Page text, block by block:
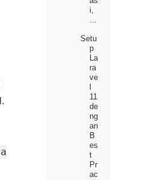
i,
Setu
p
La
ra
ve
11
de
ng
an
B
es
t
Pr
ac